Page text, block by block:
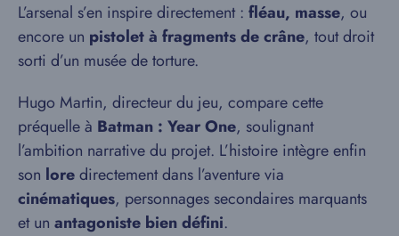
L’arsenal s’en inspire directement : fléau, masse, ou
encore un pistolet à fragments de crâne, tout droit
sorti d’un musée de torture.
Hugo Martin, directeur du jeu, compare cette
préquelle à Batman : Year One, soulignant
l’ambition narrative du projet. L’histoire intègre enfin
son loredirectement dans l’aventure via
cinématiques, personnages secondaires marquants
et un antagoniste bien défini.